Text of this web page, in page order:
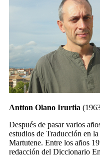
Antton Olano Irurtia
Después de pasar varios
estudios de Traducción en
Martutene. Entre los años
redacción del Diccionario